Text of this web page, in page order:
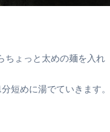
ちょっと太めの麺を入れ
短めに湯でていきます。